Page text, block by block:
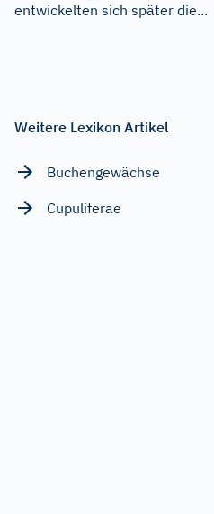
entwickelten sich später die...
Weitere Lexikon Artikel
Buchengewächse
Cupuliferae